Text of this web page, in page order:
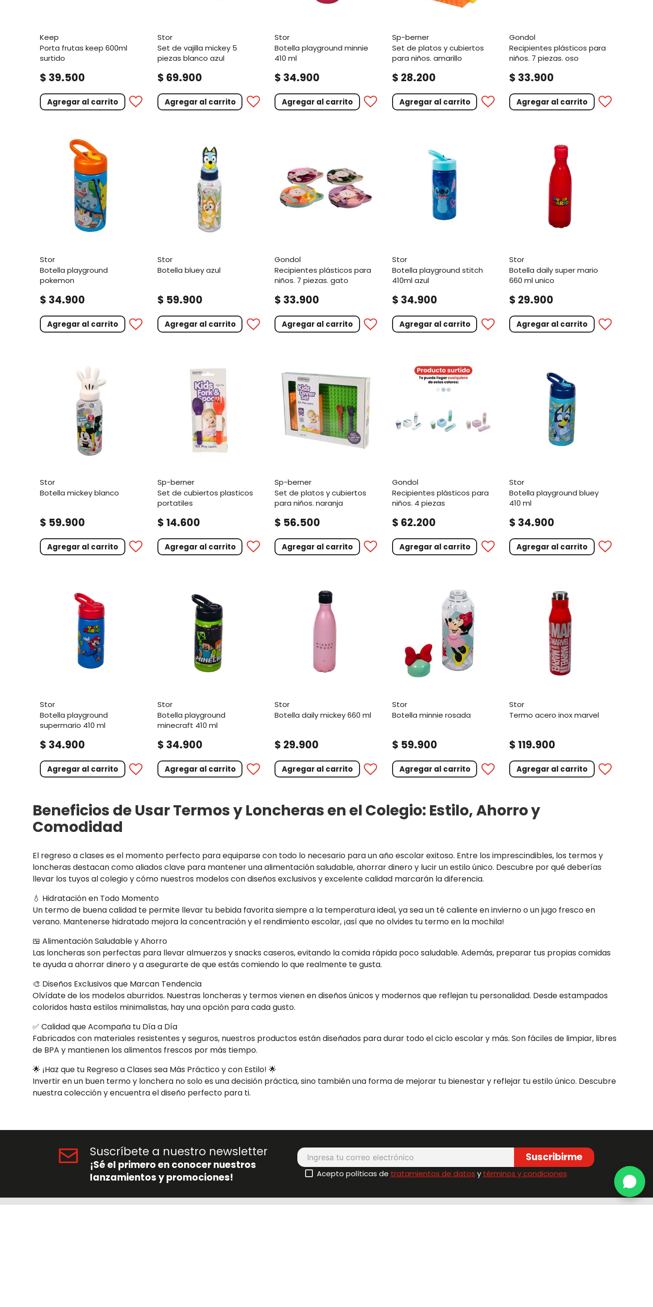
keep
porta frutas keep 600ml
surtido
$ 39.500
Agregar al carrito
stor
set de vajilla mickey 5
piezas blanco azul
$ 69.900
Agregar al carrito
stor
botella playground minnie
410 ml
$ 34.900
Agregar al carrito
sp-berner
set de platos y cubiertos
para niños. amarillo
$ 28.200
Agregar al carrito
gondol
recipientes plásticos para
niños. 7 piezas. oso
$ 33.900
Agregar al carrito
stor
botella playground
pokemon
$ 34.900
Agregar al carrito
stor
botella bluey azul
$ 59.900
Agregar al carrito
gondol
recipientes plásticos para
niños. 7 piezas. gato
$ 33.900
Agregar al carrito
stor
botella playground stitch
410ml azul
$ 34.900
Agregar al carrito
stor
botella daily super mario
660 ml unico
$ 29.900
Agregar al carrito
stor
botella mickey blanco
$ 59.900
Agregar al carrito
sp-berner
set de cubiertos plasticos
portatiles
$ 14.600
Agregar al carrito
sp-berner
set de platos y cubiertos
para niños. naranja
$ 56.500
Agregar al carrito
gondol
recipientes plásticos para
niños. 4 piezas
$ 62.200
Agregar al carrito
stor
botella playground bluey
410 ml
$ 34.900
Agregar al carrito
stor
botella playground
supermario 410 ml
$ 34.900
Agregar al carrito
stor
botella playground
minecraft 410 ml
$ 34.900
Agregar al carrito
stor
botella daily mickey 660 ml
$ 29.900
Agregar al carrito
stor
botella minnie rosada
$ 59.900
Agregar al carrito
stor
termo acero inox marvel
$ 119.900
Agregar al carrito
Beneficios de Usar Termos y Loncheras en el Colegio: Estilo, Ahorro y
Comodidad
El regreso a clases es el momento perfecto para equiparse con todo lo necesario para un año escolar exitoso. Entre los imprescindibles, los termos y
loncheras destacan como aliados clave para mantener una alimentación saludable, ahorrar dinero y lucir un estilo único. Descubre por qué deberías
llevar los tuyos al colegio y cómo nuestros modelos con diseños exclusivos y excelente calidad marcarán la diferencia.
💧 Hidratación en Todo Momento
Un termo de buena calidad te permite llevar tu bebida favorita siempre a la temperatura ideal, ya sea un té caliente en invierno o un jugo fresco en
verano. Mantenerse hidratado mejora la concentración y el rendimiento escolar, ¡así que no olvides tu termo en la mochila!
🍱 Alimentación Saludable y Ahorro
Las loncheras son perfectas para llevar almuerzos y snacks caseros, evitando la comida rápida poco saludable. Además, preparar tus propias comidas
te ayuda a ahorrar dinero y a asegurarte de que estás comiendo lo que realmente te gusta.
🎨 Diseños Exclusivos que Marcan Tendencia
Olvídate de los modelos aburridos. Nuestras loncheras y termos vienen en diseños únicos y modernos que reflejan tu personalidad. Desde estampados
coloridos hasta estilos minimalistas, hay una opción para cada gusto.
✅ Calidad que Acompaña tu Día a Día
Fabricados con materiales resistentes y seguros, nuestros productos están diseñados para durar todo el ciclo escolar y más. Son fáciles de limpiar, libres
de BPA y mantienen los alimentos frescos por más tiempo.
🌟 ¡Haz que tu Regreso a Clases sea Más Práctico y con Estilo! 🌟
Invertir en un buen termo y lonchera no solo es una decisión práctica, sino también una forma de mejorar tu bienestar y reflejar tu estilo único. Descubre
nuestra colección y encuentra el diseño perfecto para ti.
Suscríbete a nuestro newsletter
¡Sé el primero en conocer nuestros
lanzamientos y promociones!
Suscribirme
Acepto políticas de tratamientos de datos y términos y condiciones